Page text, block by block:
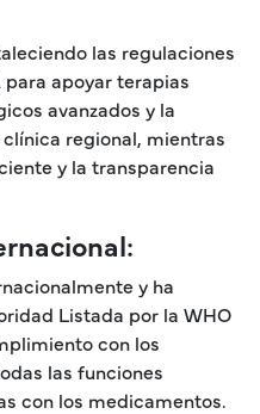
las regulaciones
para apoyar terapias
avanzados y la
regional, mientras
y la transparencia
y ha
Listada por la WHO
con los
las funciones
con los medicamentos.